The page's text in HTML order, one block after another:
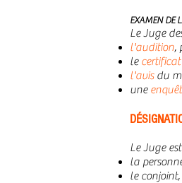
EXAMEN DE
Le Juge
l'audition,
le
l'avisdu
une
Le Juge est
la
le conjoint,